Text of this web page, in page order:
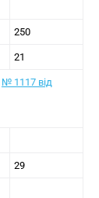
250
21
№ 1117 від
29